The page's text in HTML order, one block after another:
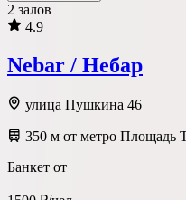
Локация
Метро Район Округ
Тип площадки
2 залов
4.9
Nebar / Небар
улица Пушкина 46
350 м от метро Площадь
Банкет от